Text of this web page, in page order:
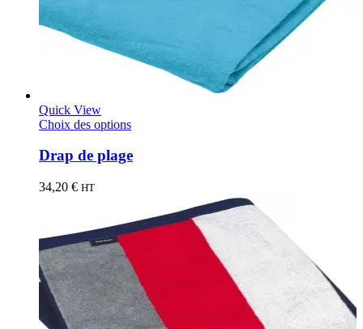
Quick View
Choix des options
Drap de plage
34,20 € HT